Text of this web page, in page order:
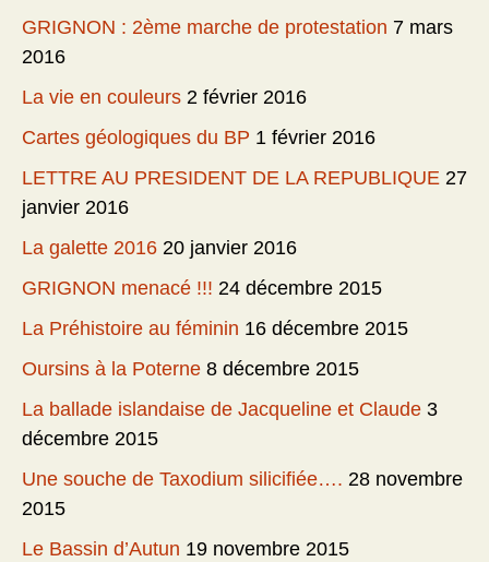
GRIGNON : 2ème marche de protestation 7 mars
2016
La vie en couleurs 2 février 2016
Cartes géologiques du BP 1 février 2016
LETTRE AU PRESIDENT DE LA REPUBLIQUE 27
janvier 2016
La galette 2016 20 janvier 2016
GRIGNON menacé !!! 24 décembre 2015
La Préhistoire au féminin 16 décembre 2015
Oursins à la Poterne 8 décembre 2015
La ballade islandaise de Jacqueline et Claude 3
décembre 2015
Une souche de Taxodium silicifiée…. 28 novembre
2015
Le Bassin d’Autun 19 novembre 2015